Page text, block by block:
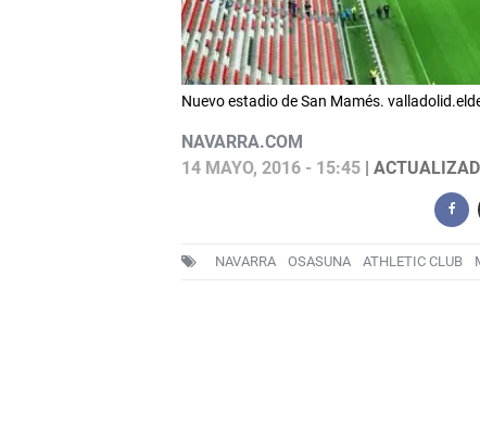
Nuevo estadio de San Mamés.
NAVARRA.COM
14 MAYO, 2016 - 15:45|
NAVARRA OSASUNA ATHLETIC CLUB